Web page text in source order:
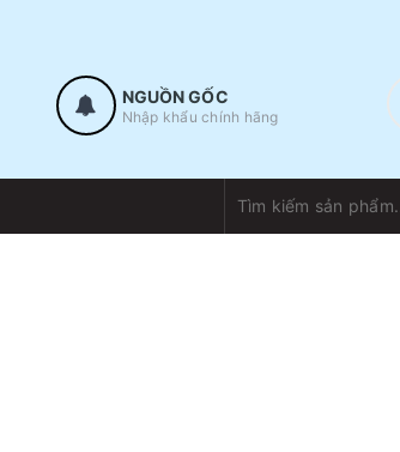
NGUỒN GỐC
Nhập khẩu chính hãng